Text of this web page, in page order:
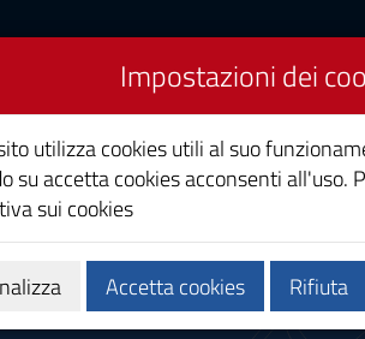
Calendari e orari Qualità e
Impostazioni dei
utilizza cookies utili al suo
su accetta cookies acconsenti all'uso.
sui cookies
Accetta cookies Rifiuta